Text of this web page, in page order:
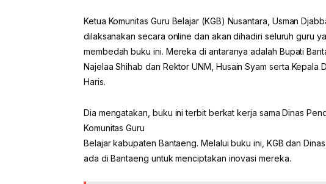
Ketua Komunitas Guru Belajar (KGB) Nusantara, Usman
dilaksanakan secara online dan akan dihadiri seluruh guru
membedah buku ini. Mereka di antaranya adalah Bupati
Najelaa Shihab dan Rektor UNM, Husain Syam serta
Haris.
Dia mengatakan, buku ini terbit berkat kerja sama Dinas
Komunitas Guru
Belajar kabupaten Bantaeng. Melalui buku ini, KGB dan
ada di Bantaeng untuk menciptakan inovasi mereka.